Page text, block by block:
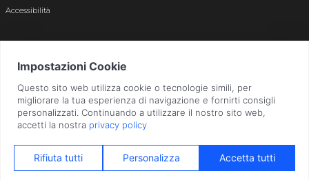
Accessibilità
Bergamo n. 01496180165 · Capitale Sociale i.v. € 800.000,00